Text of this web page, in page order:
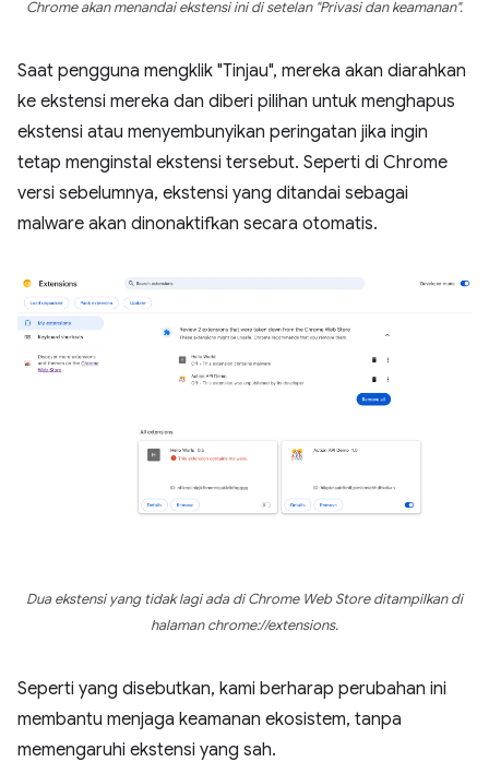
Chrome akan menandai ekstensi ini di setelan "Privasi dan keamanan".
Saat pengguna mengklik "Tinjau", mereka akan diarahkan
ke ekstensi mereka dan diberi pilihan untuk menghapus
ekstensi atau menyembunyikan peringatan jika ingin
tetap menginstal ekstensi tersebut. Seperti di Chrome
versi sebelumnya, ekstensi yang ditandai sebagai
malware akan dinonaktifkan secara otomatis.
Dua ekstensi yang tidak lagi ada di Chrome Web Store ditampilkan di
halaman chrome://extensions.
Seperti yang disebutkan, kami berharap perubahan ini
membantu menjaga keamanan ekosistem, tanpa
memengaruhi ekstensi yang sah.